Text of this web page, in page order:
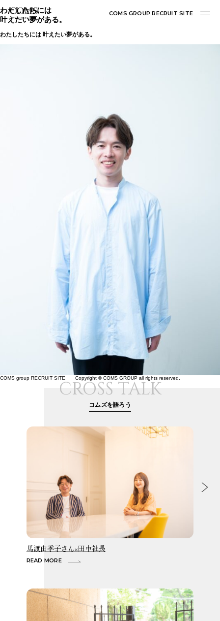
COMS GROUP RECRUIT SITE
わたしたちには
叶えたい夢がある。
わたしたちには 叶えたい夢がある。
COMS group RECRUIT SITE Copyright © COMS GROUP all rights reserved.
CROSS TALK
コムズを語ろう
馬渡由季子さん×田中社長
READ MORE